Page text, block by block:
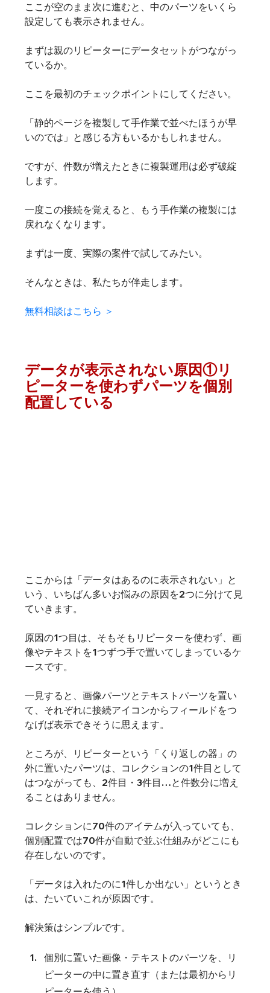
ここが空のまま次に進むと、中のパーツをいくら
設定しても表示されません。
まずは親のリピーターにデータセットがつながっ
ているか。
ここを最初のチェックポイントにしてください。
「静的ページを複製して手作業で並べたほうが早
いのでは」と感じる方もいるかもしれません。
ですが、件数が増えたときに複製運用は必ず破綻
します。
一度この接続を覚えると、もう手作業の複製には
戻れなくなります。
まずは一度、実際の案件で試してみたい。
そんなときは、私たちが伴走します。
無料相談はこちら ＞
データが表示されない原因①リ
ピーターを使わずパーツを個別
配置している
ここからは「データはあるのに表示されない」と
いう、いちばん多いお悩みの原因を2つに分けて見
ていきます。
原因の1つ目は、そもそもリピーターを使わず、画
像やテキストを1つずつ手で置いてしまっているケ
ースです。
一見すると、画像パーツとテキストパーツを置い
て、それぞれに接続アイコンからフィールドをつ
なげば表示できそうに思えます。
ところが、リピーターという「くり返しの器」の
外に置いたパーツは、コレクションの1件目として
はつながっても、2件目・3件目…と件数分に増え
ることはありません。
コレクションに70件のアイテムが入っていても、
個別配置では70件が自動で並ぶ仕組みがどこにも
存在しないのです。
「データは入れたのに1件しか出ない」というとき
は、たいていこれが原因です。
解決策はシンプルです。
個別に置いた画像・テキストのパーツを、リ
ピーターの中に置き直す（または最初からリ